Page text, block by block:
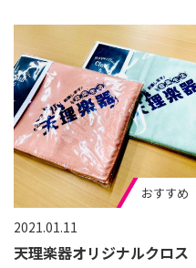
2021.01.11
天理楽器オリジナルクロス
おすすめ